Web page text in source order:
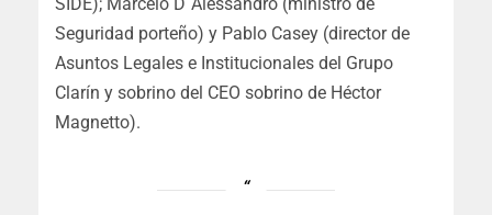
Seguridad porteño) y Pablo Casey (director de
Asuntos Legales e Institucionales del Grupo
Clarín y sobrino del CEO sobrino de Héctor
Magnetto).